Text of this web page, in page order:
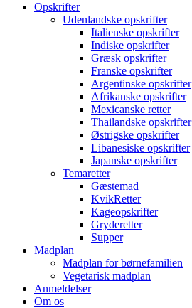
Opskrifter
Udenlandske opskrifter
Italienske opskrifter
Indiske opskrifter
Græsk opskrifter
Franske opskrifter
Argentinske opskrifter
Afrikanske opskrifter
Mexicanske retter
Thailandske opskrifter
Østrigske opskrifter
Libanesiske opskrifter
Japanske opskrifter
Temaretter
Gæstemad
KvikRetter
Kageopskrifter
Gryderetter
Supper
Madplan
Madplan for børnefamilien
Vegetarisk madplan
Anmeldelser
Om os